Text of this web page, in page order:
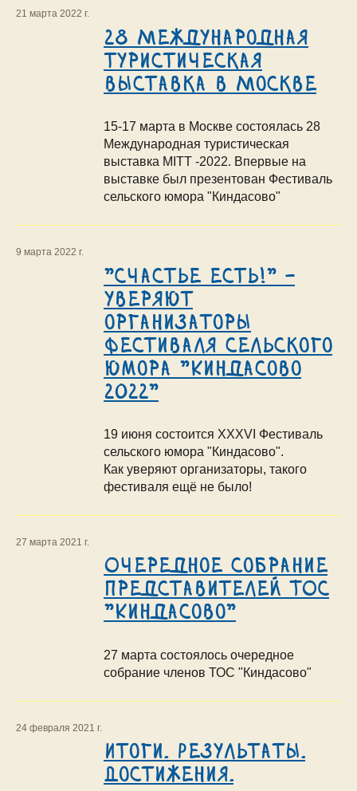
21 марта 2022 г.
28 Международная
туристическая
выставка в Москве
15-17 марта в Москве состоялась 28
Международная туристическая
выставка MITT -2022. Впервые на
выставке был презентован Фестиваль
сельского юмора "Киндасово"
9 марта 2022 г.
"Счастье есть!" -
уверяют
организаторы
Фестиваля сельского
юмора "Киндасово
2022"
19 июня состоится XXXVI Фестиваль
сельского юмора "Киндасово".
Как уверяют организаторы, такого
фестиваля ещё не было!
27 марта 2021 г.
Очередное собрание
представителей ТОС
"Киндасово"
27 марта состоялось очередное
собрание членов ТОС "Киндасово"
24 февраля 2021 г.
Итоги. Результаты.
Достижения.